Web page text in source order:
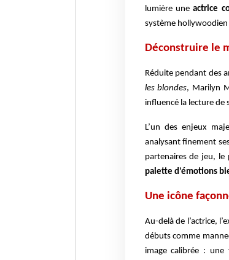
lumière uneactrice
système
Déconstruire le
Réduite pendant des
les blondes, Marilyn
influencé la lecture de
L’un des enjeux
analysant finement
partenaires de jeu,
palette d’émotions
Une icône
Au-delà de l’actrice,
débuts comme
image calibrée : une